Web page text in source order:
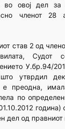
во овој дел
членот
став 2 од
Судот
У.бр.94/
што утврдил
е преодна,
по
година)
дел од правниот